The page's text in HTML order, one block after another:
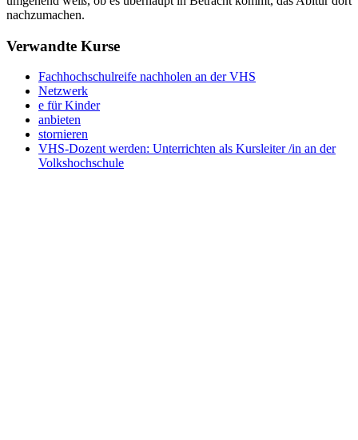
nachzumachen.
Verwandte Kurse
Fachhochschulreife nachholen an der VHS
Netzwerk
e für Kinder
anbieten
stornieren
VHS-Dozent werden: Unterrichten als Kursleiter /in an der
Volkshochschule